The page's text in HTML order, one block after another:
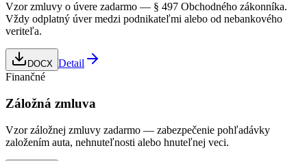
Vzor zmluvy o úvere zadarmo — § 497 Obchodného zákonníka.
Vždy odplatný úver medzi podnikateľmi alebo od nebankového
veriteľa.
DOCX Detail
Finančné
Záložná zmluva
Vzor záložnej zmluvy zadarmo — zabezpečenie pohľadávky
založením auta, nehnuteľnosti alebo hnuteľnej veci.